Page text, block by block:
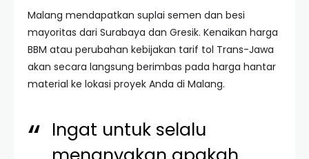
Malang mendapatkan suplai semen dan besi
mayoritas dari Surabaya dan Gresik. Kenaikan harga
BBM atau perubahan kebijakan tarif tol Trans-Jawa
akan secara langsung berimbas pada harga hantar
material ke lokasi proyek Anda di Malang.
Ingat untuk selalu